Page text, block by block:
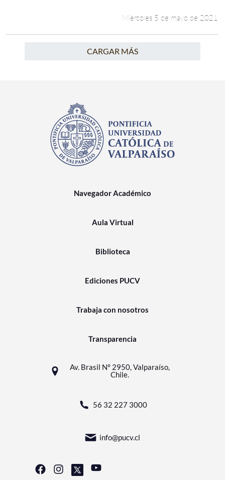
Miércoles 5 de mayo de 2021
CARGAR MÁS
Navegador Académico
Aula Virtual
Biblioteca
Ediciones PUCV
Trabaja con nosotros
Transparencia
Av. Brasil N° 2950, Valparaíso,
Chile.
56 32 227 3000
info@pucv.cl